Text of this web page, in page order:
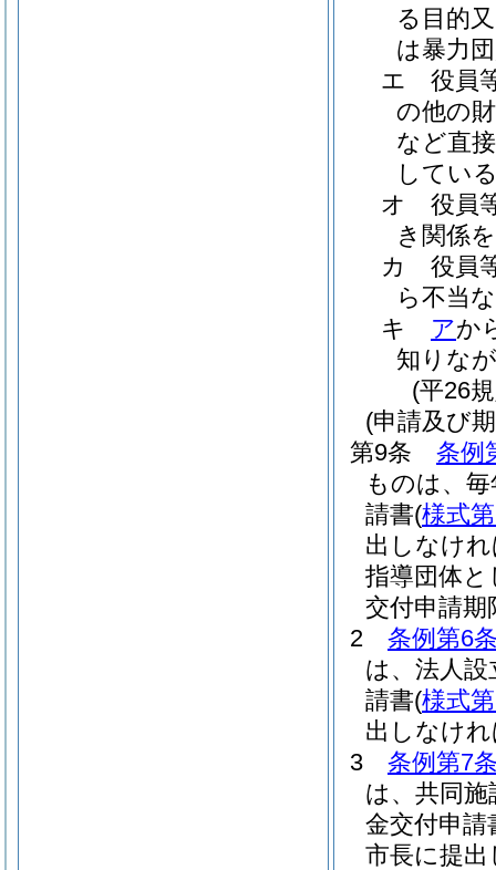
る目的
は暴力
エ
役員
の他の
など直
してい
オ
役員
き関係
カ
役員
ら不当
キ
アか
知りな
(平26
(申請及び
第9条
条例
ものは、
請書(様式
出しなけ
指導団体
交付申請
2
条例第6
は、法人
請書(様式
出しなけ
3
条例第7
は、共同
金交付申請
市長に提